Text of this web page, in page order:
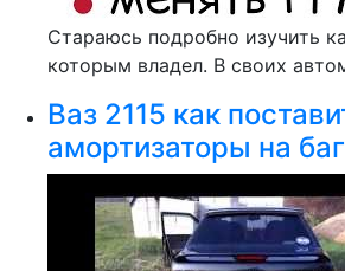
Стараюсь подробно изучить
которым владел. В своих
Ваз 2115 как
амортизаторы на